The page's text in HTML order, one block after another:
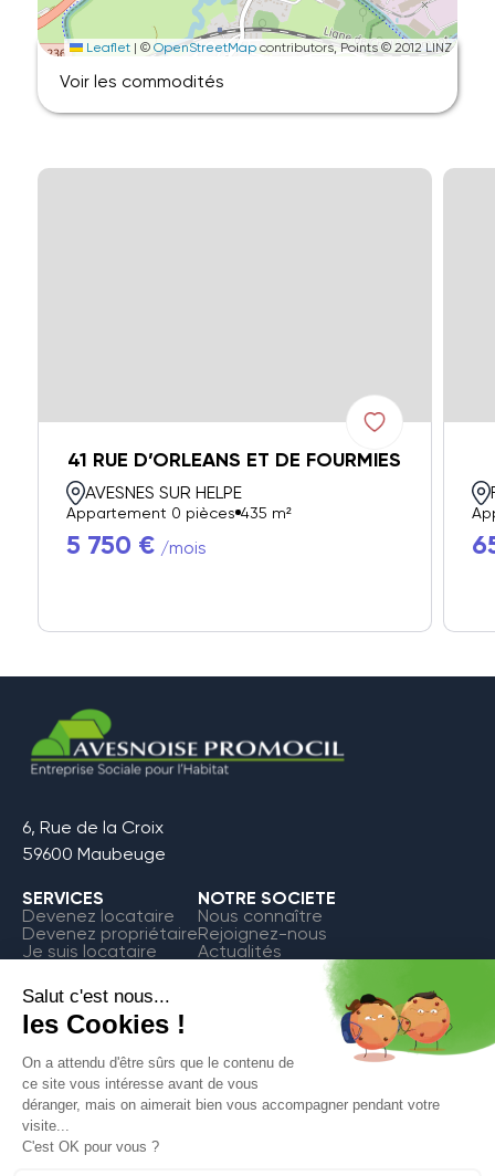
Leaflet | ©OpenStreetMap contributors, Points © 2012 LINZ
Voir les commodités
41 RUE D’ORLEANS ET DE FOURMIES
AVESNES SUR HELPE
Appartement 0 pièces 435 m²
5 750 € /mois
6, Rue de la Croix
59600 Maubeuge
SERVICES
Devenez locataire
Devenez propriétaire
Je suis locataire
NOTRE SOCIETE
Nous connaître
Rejoignez-nous
Actualités
Espace Locataire